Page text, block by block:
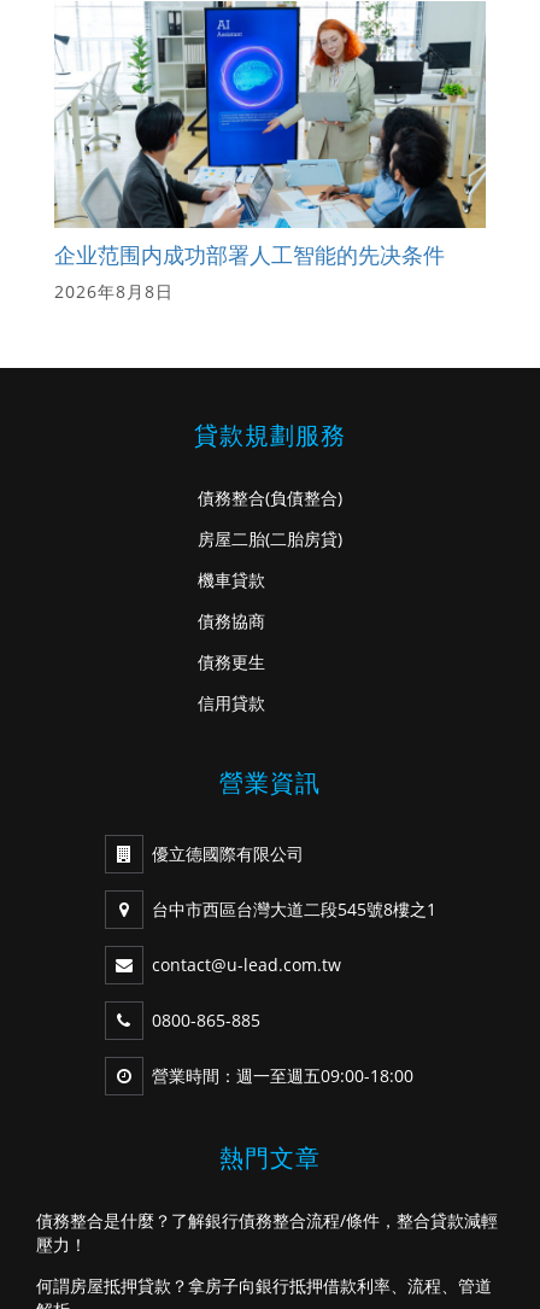
企业范围内成功部署人工智能的先决条件
2026年8月8日
貸款規劃服務
債務整合(負債整合)
房屋二胎(二胎房貸)
機車貸款
債務協商
債務更生
信用貸款
營業資訊
優立德國際有限公司
台中市西區台灣大道二段545號8樓之1
contact@u-lead.com.tw
0800-865-885
營業時間：週一至週五09:00-18:00
熱門文章
債務整合是什麼？了解銀行債務整合流程/條件，整合貸款減輕
壓力！
何謂房屋抵押貸款？拿房子向銀行抵押借款利率、流程、管道